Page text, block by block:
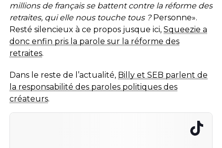
millions de français se battent contre la réforme des
retraites, qui elle nous touche tous ?Personne».
Resté silencieux à ce propos jusque ici, Squeezie a
donc enfin pris la parole sur la réforme des
retraites.
Dans le reste de l’actualité, Billy et SEB parlent de
la responsabilité des paroles politiques des
créateurs.